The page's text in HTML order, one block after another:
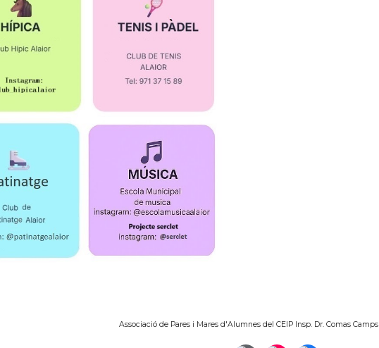
Associació de Pares i Mares d'Alumnes del CEIP Insp. Dr. Comas Camps